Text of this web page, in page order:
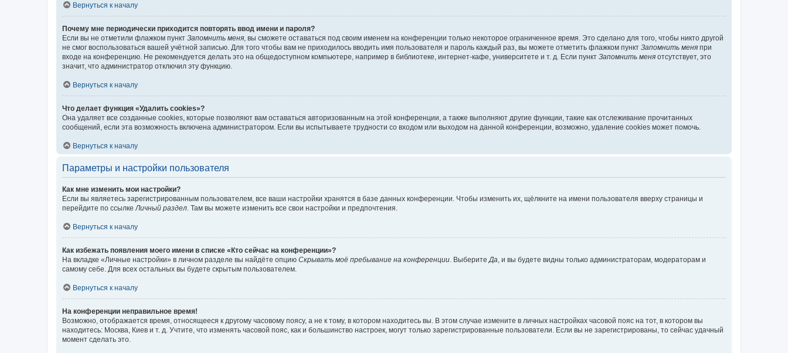
Вернуться к началу
Почему мне периодически приходится повторять ввод имени и пароля?
Если вы не отметили флажком пункт Запомнить меня , вы сможете оставаться под своим именем на конференции только некоторое ограниченное время. Это сделано для того, чтобы никто другой
не смог воспользоваться вашей учётной записью. Для того чтобы вам не приходилось вводить имя пользователя и пароль каждый раз, вы можете отметить флажком пункт Запомнить меня при
входе на конференцию. Не рекомендуется делать это на общедоступном компьютере, например в библиотеке, интернет-кафе, университете и т. д. Если пункт Запомнить меня отсутствует, это
значит, что администратор отключил эту функцию.
Вернуться к началу
Что делает функция «Удалить cookies»?
Она удаляет все созданные cookies, которые позволяют вам оставаться авторизованным на этой конференции, а также выполняют другие функции, такие как отслеживание прочитанных
сообщений, если эта возможность включена администратором. Если вы испытываете трудности со входом или выходом на данной конференции, возможно, удаление cookies может помочь.
Вернуться к началу
Параметры и настройки пользователя
Как мне изменить мои настройки?
Если вы являетесь зарегистрированным пользователем, все ваши настройки хранятся в базе данных конференции. Чтобы изменить их, щёлкните на имени пользователя вверху страницы и
перейдите по ссылке Личный раздел . Там вы можете изменить все свои настройки и предпочтения.
Вернуться к началу
Как избежать появления моего имени в списке «Кто сейчас на конференции»?
На вкладке «Личные настройки» в личном разделе вы найдёте опцию Скрывать моё пребывание на конференции . Выберите Да , и вы будете видны только администраторам, модераторам и
самому себе. Для всех остальных вы будете скрытым пользователем.
Вернуться к началу
На конференции неправильное время!
Возможно, отображается время, относящееся к другому часовому поясу, а не к тому, в котором находитесь вы. В этом случае измените в личных настройках часовой пояс на тот, в котором вы
находитесь: Москва, Киев и т. д. Учтите, что изменять часовой пояс, как и большинство настроек, могут только зарегистрированные пользователи. Если вы не зарегистрированы, то сейчас удачный
момент сделать это.